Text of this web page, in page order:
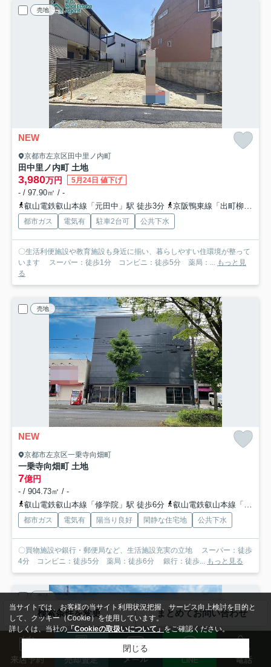
売地
NEW
京都市左京区田中里ノ内町
田中里ノ内町 土地
3,980万円 5月24日 値下げ
- / 97.90㎡ / -
叡山電鉄叡山本線「元田中」駅 徒歩3分
京阪鴨東線「出町柳」駅 徒歩12分
都市ガス 電気有 駐車2台可 公共下水
〇生活利便施設や教育施設も身近に揃い、暮らしやすい住環境が整って
います スーパー：徒歩1分 コンビニ：徒歩5分 薬局：...
もっと見
る
売地
NEW
京都市左京区一乗寺向畑町
一乗寺向畑町 土地
7億円
- / 904.73㎡ / -
叡山電鉄叡山本線「修学院」駅 徒歩6分
叡山電鉄叡山本線「一乗寺」駅 徒歩10分
都市ガス 電気有 陽当り良好 閑静な住宅地 公共下水
〇買物施設や銀行・郵便局など、生活施設充実の立地 スーパー：徒歩
4分 コンビニ：徒歩5分 薬局：徒歩6分 銀行：徒歩...
もっと見る
売地
検索条件を変更 まとめてお問い合わせ
来店予約 売却査定 メール LINE 電話
当サイトでは、お客様の当サイト利用状況把握、サービス向上検討を目的と
して、クッキー（Cookie）を使用しています。
詳しくは、当社の「Cookieの取扱いについて」をご確認ください。
閉じる